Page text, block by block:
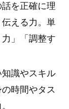
を正確に理
える力。単
」「調整す
知識やスキル
時間やタス